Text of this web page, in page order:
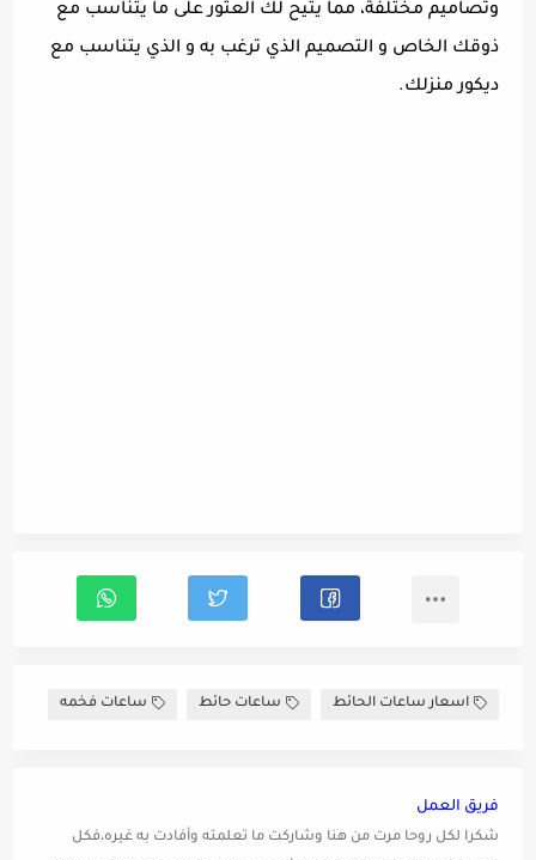
وتصاميم مختلفة، مما يتيح لك العثور على ما يتناسب مع
ذوقك الخاص و التصميم الذي ترغب به و الذي يتناسب مع
ديكور منزلك.
اسعار ساعات الحائط ساعات حائط ساعات فخمه
فريق العمل
شكرا لكل روحا مرت من هنا وشاركت ما تعلمته وأفادت به غيره،فكل